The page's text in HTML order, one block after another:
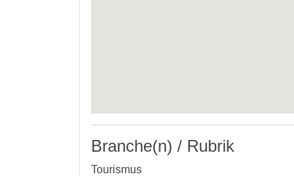
Branche(n) / Rubrik
Tourismus